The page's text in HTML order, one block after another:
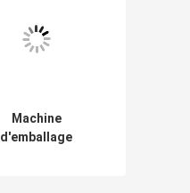
Machine
d'emballage